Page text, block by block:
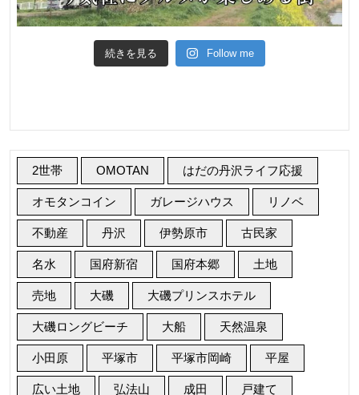
無
料
続きを見る Follow me
2世帯 OMOTAN はだの丹沢ライフ応援
オモタンコイン ガレージハウス リノベ
不動産 丹沢 伊勢原市 古民家
名水 国府新宿 国府本郷 土地
売地 大磯 大磯プリンスホテル
大磯ロングビーチ 大船 天然温泉
小田原 平塚市 平塚市岡崎 平屋
広い土地 弘法山 成田 戸建て